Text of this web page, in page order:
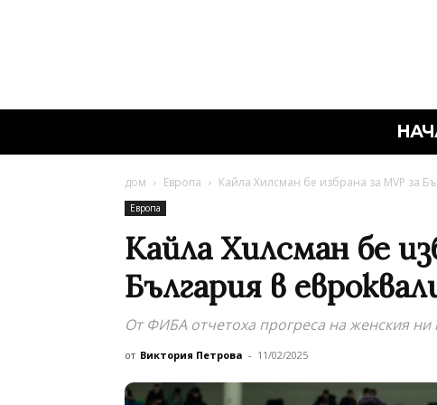
дом Европа Кайла Хилсман бе избрана за МVP за
Европа
Кайла Хилсман бе
България в
От ФИБА отчетоха прогреса на женския
от Виктория Петрова - 11/02/2025